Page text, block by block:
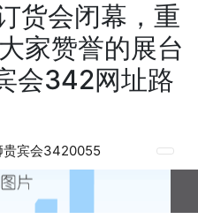
货会闭幕，重
家赞誉的展台
会342网址路
贵宾会3420055